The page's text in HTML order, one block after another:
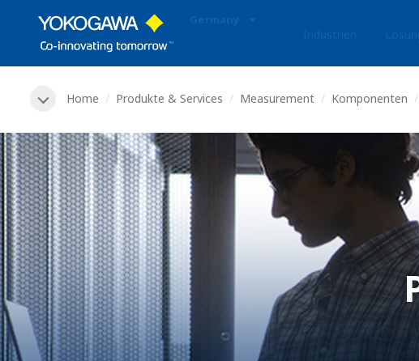
Home Produkte & Services Measurement Komponenten